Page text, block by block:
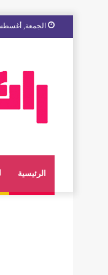
الجمعة, أغسطس 7
الرئيسية